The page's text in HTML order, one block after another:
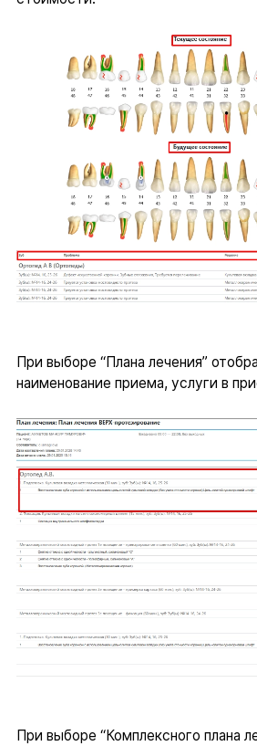
При выборе “Плана лечения”
наименование приема, услуги в
При выборе “Комплексного плана